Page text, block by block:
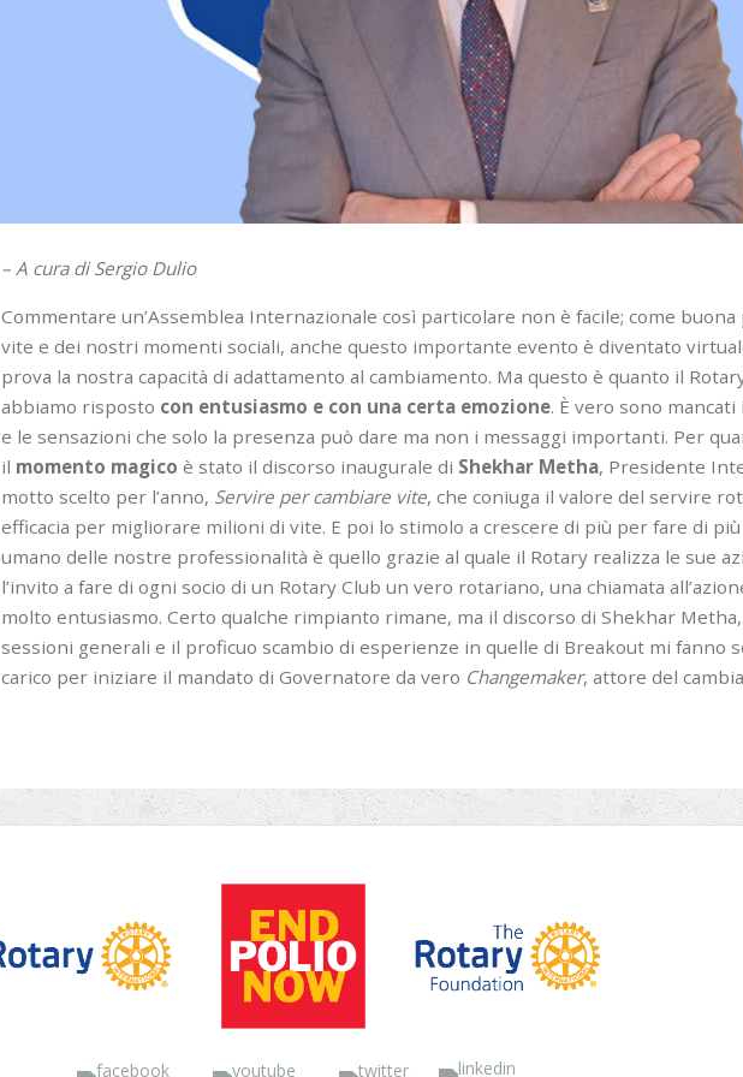
– A cura di Sergio Dulio
Commentare un’Assemblea Internazionale così particolare non è facile; come
vite e dei nostri momenti sociali, anche questo importante evento è diventato
prova la nostra capacità di adattamento al cambiamento. Ma questo è quanto il
abbiamo risposto con entusiasmo e con una certa emozione. È vero sono
e le sensazioni che solo la presenza può dare ma non i messaggi importanti. Per
il momento magico è stato il discorso inaugurale di Shekhar Metha, Presidente
motto scelto per l’anno, Servire per cambiare vite, che coniuga il valore del servire
efficacia per migliorare milioni di vite. E poi lo stimolo a crescere di più per fare di
umano delle nostre professionalità è quello grazie al quale il Rotary realizza le sue
l’invito a fare di ogni socio di un Rotary Club un vero rotariano, una chiamata
molto entusiasmo. Certo qualche rimpianto rimane, ma il discorso di Shekhar
sessioni generali e il proficuo scambio di esperienze in quelle di Breakout mi fanno
carico per iniziare il mandato di Governatore da vero Changemaker, attore del
Facebook YouTube Twitter